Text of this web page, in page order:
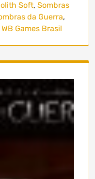
Soft, Sombras
da Guerra,
WB Games Brasil